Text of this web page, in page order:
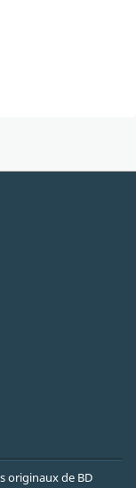
originaux de BD